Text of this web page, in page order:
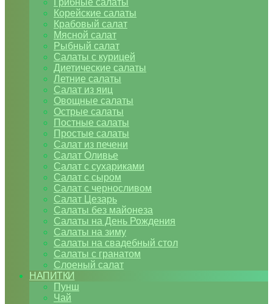
Грибные салаты
Корейские салаты
Крабовый салат
Мясной салат
Рыбный салат
Салаты с курицей
Диетические салаты
Летние салаты
Салат из яиц
Овощные салаты
Острые салаты
Постные салаты
Простые салаты
Салат из печени
Салат Оливье
Салат с сухариками
Салат с сыром
Салат с черносливом
Салат Цезарь
Салаты без майонеза
Салаты на День Рождения
Салаты на зиму
Салаты на свадебный стол
Салаты с гранатом
Слоеный салат
НАПИТКИ
Пунш
Чай